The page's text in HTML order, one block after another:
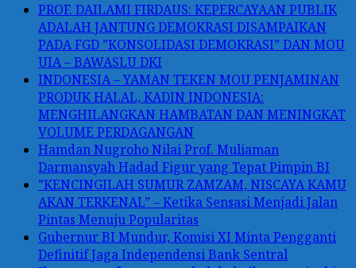
PROF. DAILAMI FIRDAUS: KEPERCAYAAN PUBLIK
ADALAH JANTUNG DEMOKRASI DISAMPAIKAN
PADA FGD ”KONSOLIDASI DEMOKRASI” DAN MOU
UIA – BAWASLU DKI
INDONESIA – YAMAN TEKEN MOU PENJAMINAN
PRODUK HALAL, KADIN INDONESIA:
MENGHILANGKAN HAMBATAN DAN MENINGKAT
VOLUME PERDAGANGAN
Hamdan Nugroho Nilai Prof. Muliaman
Darmansyah Hadad Figur yang Tepat Pimpin BI
”KENCINGILAH SUMUR ZAMZAM, NISCAYA KAMU
AKAN TERKENAL” – Ketika Sensasi Menjadi Jalan
Pintas Menuju Popularitas
Gubernur BI Mundur, Komisi XI Minta Pengganti
Definitif Jaga Independensi Bank Sentral